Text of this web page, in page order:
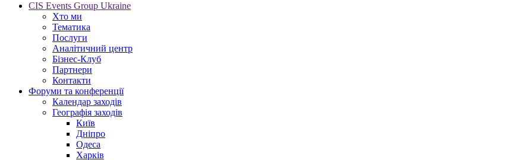
CIS Events Group Ukraine
Хто ми
Тематика
Послуги
Аналітичний центр
Бізнес-Клуб
Партнери
Контакти
Форуми та конференції
Календар заходів
Географія заходів
Київ
Дніпро
Одеса
Харків